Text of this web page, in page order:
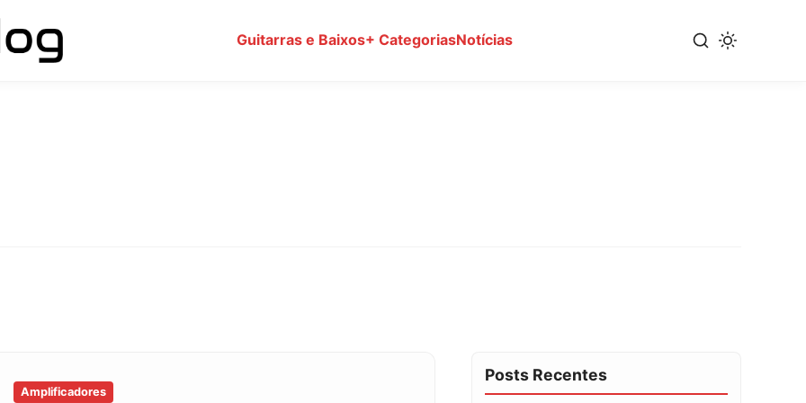
Guitarras e Baixos+ CategoriasNotícias
Amplificadores
Posts Recentes